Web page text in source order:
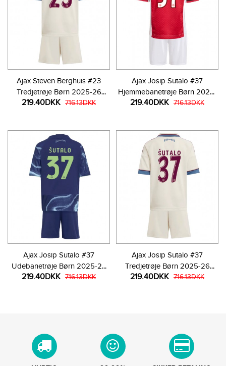
Ajax Steven Berghuis #23
Tredjetrøje Børn 2025-26
Kortærmet (+ Korte bukser)
219.40DKK 716.13DKK
Ajax Josip Sutalo #37
Hjemmebanetrøje Børn 2025-
26 Kortærmet (+ Korte bukser)
219.40DKK 716.13DKK
Ajax Josip Sutalo #37
Udebanetrøje Børn 2025-26
Kortærmet (+ Korte bukser)
219.40DKK 716.13DKK
Ajax Josip Sutalo #37
Tredjetrøje Børn 2025-26
Kortærmet (+ Korte bukser)
219.40DKK 716.13DKK